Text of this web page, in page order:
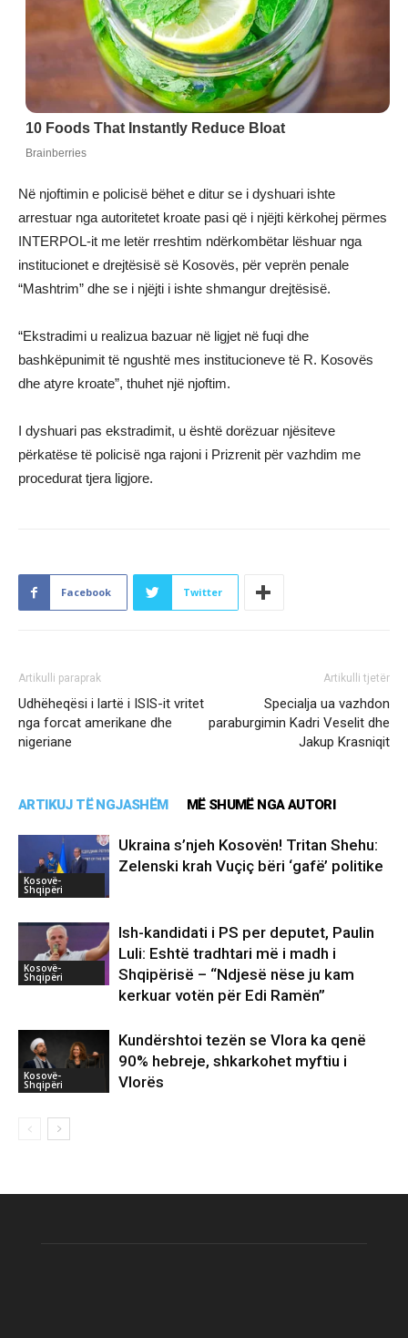
Në njoftimin e policisë bëhet e ditur se i dyshuari ishte
arrestuar nga autoritetet kroate pasi që i njëjti kërkohej përmes
INTERPOL-it me letër rreshtim ndërkombëtar lëshuar nga
institucionet e drejtësisë së Kosovës, për veprën penale
“Mashtrim” dhe se i njëjti i ishte shmangur drejtësisë.
“Ekstradimi u realizua bazuar në ligjet në fuqi dhe
bashkëpunimit të ngushtë mes institucioneve të R. Kosovës
dhe atyre kroate”, thuhet një njoftim.
I dyshuari pas ekstradimit, u është dorëzuar njësiteve
përkatëse të policisë nga rajoni i Prizrenit për vazhdim me
procedurat tjera ligjore.
Facebook Twitter
Artikulli paraprak
Udhëheqësi i lartë i ISIS-it vritet
nga forcat amerikane dhe
nigeriane
Artikulli tjetër
Specialja ua vazhdon
paraburgimin Kadri Veselit dhe
Jakup Krasniqit
ARTIKUJ TË NGJASHËM MË SHUMË NGA AUTORI
Kosovë-
Shqipëri
Ukraina s’njeh Kosovën! Tritan Shehu:
Zelenski krah Vuçiç bëri ‘gafë’ politike
Kosovë-
Shqipëri
Ish-kandidati i PS per deputet, Paulin
Luli: Eshtë tradhtari më i madh i
Shqipërisë – “Ndjesë nëse ju kam
kerkuar votën për Edi Ramën”
Kosovë-
Shqipëri
Kundërshtoi tezën se Vlora ka qenë
90% hebreje, shkarkohet myftiu i
Vlorës